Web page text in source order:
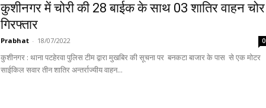
कुशीनगर में चोरी की 28 बाईक के साथ 03 शातिर वाहन चोर
गिरफ्तार
Prabhat - 18/07/2022 0
कुशीनगर : थाना पटहेरवा पुलिस टीम द्वारा मुखबिर की सूचना पर बनकटा बाजार के पास से एक मोटर
साईकिल सवार तीन शातिर अन्तर्राज्यीय वाहन...